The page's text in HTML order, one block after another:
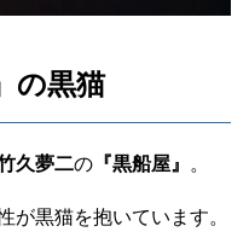
の黒猫
久夢二の 『黒船屋』 。
が黒猫を抱いています。